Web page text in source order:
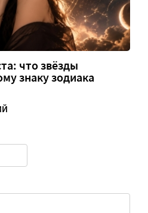
что звёзды
знаку зодиака